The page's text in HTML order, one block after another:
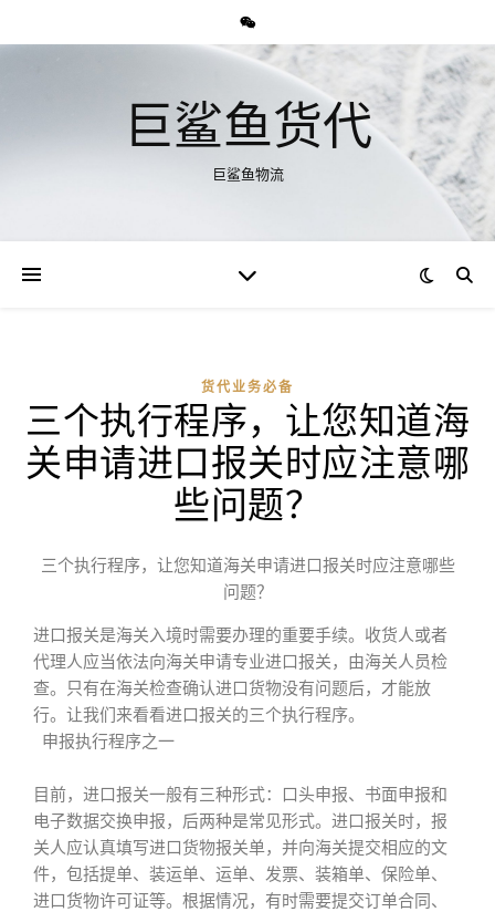
巨鲨鱼货代
巨鲨鱼物流
货代业务必备
三个执行程序，让您知道海
关申请进口报关时应注意哪
些问题？
三个执行程序，让您知道海关申请进口报关时应注意哪些
问题？
进口报关是海关入境时需要办理的重要手续。收货人或者
代理人应当依法向海关申请专业进口报关，由海关人员检
查。只有在海关检查确认进口货物没有问题后，才能放
行。让我们来看看进口报关的三个执行程序。
申报执行程序之一
目前，进口报关一般有三种形式：口头申报、书面申报和
电子数据交换申报，后两种是常见形式。进口报关时，报
关人应认真填写进口货物报关单，并向海关提交相应的文
件，包括提单、装运单、运单、发票、装箱单、保险单、
进口货物许可证等。根据情况，有时需要提交订单合同、